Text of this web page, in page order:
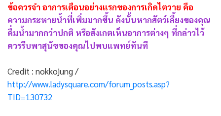
ข้อควรจำ อาการเตือนอย่างแรกของการเกิดไตวาย คือ
ความกระหายน้ำที่เพิ่มมากขึ้น ดังนั้นหากสัตว์เลี้ยงของคุณ
ดื่มน้ำมากกว่าปกติ หรือสังเกตเห็นอาการต่างๆ ที่กล่าวไว้
ควรรีบพาสุนัขของคุณไปพบแพทย์ทันที
Credit : nokkojung /
http://www.ladysquare.com/forum_posts.asp?
TID=130732